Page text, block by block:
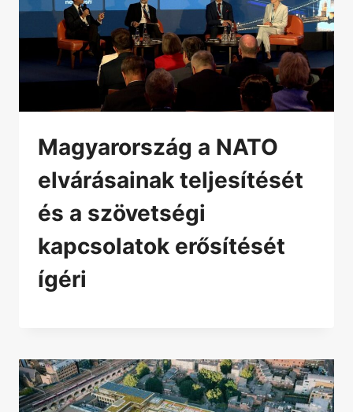
Magyarország a NATO
elvárásainak teljesítését
és a szövetségi
kapcsolatok erősítését
ígéri